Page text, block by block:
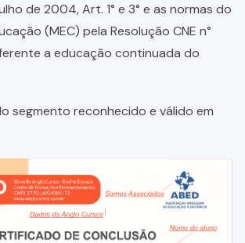
de 2004, Art. 1° e 3° e as normas do
(MEC) pela Resolução CNE n°
a educação continuada do
segmento reconhecido e válido em